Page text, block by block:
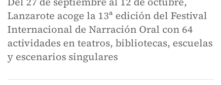
Lanzarote acoge la 13ª edición del Festival
Internacional de Narración Oral con 64
actividades en teatros, bibliotecas, escuelas
y escenarios singulares